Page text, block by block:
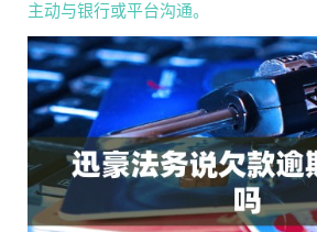
主动与银行或平台沟通。